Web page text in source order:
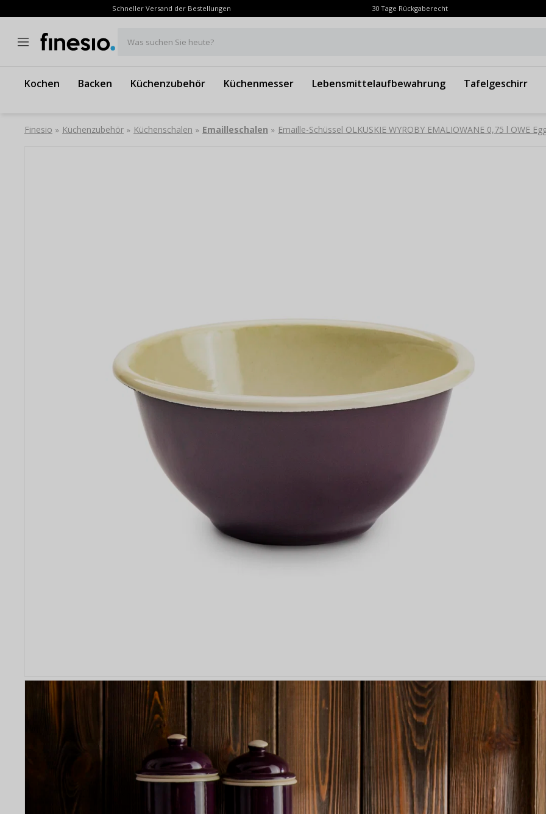
Schneller Versand der Bestellungen 30 Tage Rückgaberecht
Was suchen Sie heute?
Kochen Backen Küchenzubehör Küchenmesser Lebensmittelaufbewahrung Tafelgeschirr
Finesio » Küchenzubehör » Küchenschalen » Emailleschalen » Emaille-Schüssel OLKUSKIE WYROBY EMALIOWANE 0,75 l OWE